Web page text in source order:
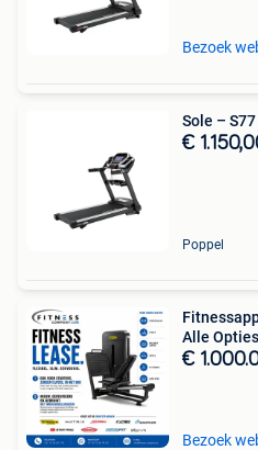
Bezoek
Sole –
€
Poppel
Alle
€
Bezoek